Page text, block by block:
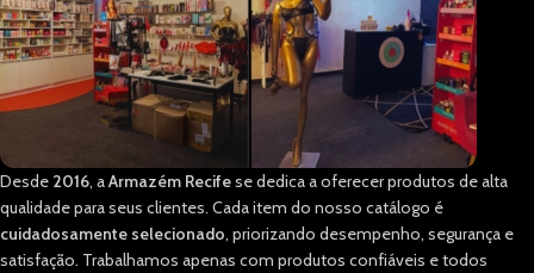
Desde 2016, aArmazém Recifese dedica a oferecer produtos de alta
qualidade para seus clientes. Cada item do nosso catálogo é
cuidadosamente selecionado, priorizando desempenho, segurança e
satisfação. Trabalhamos apenas com produtos confiáveis e todos